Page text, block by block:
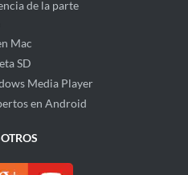
de la parte
Mac
SD
Media Player
en Android